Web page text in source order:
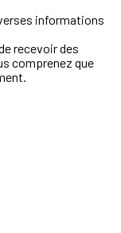
informations
recevoir des
comprenez que